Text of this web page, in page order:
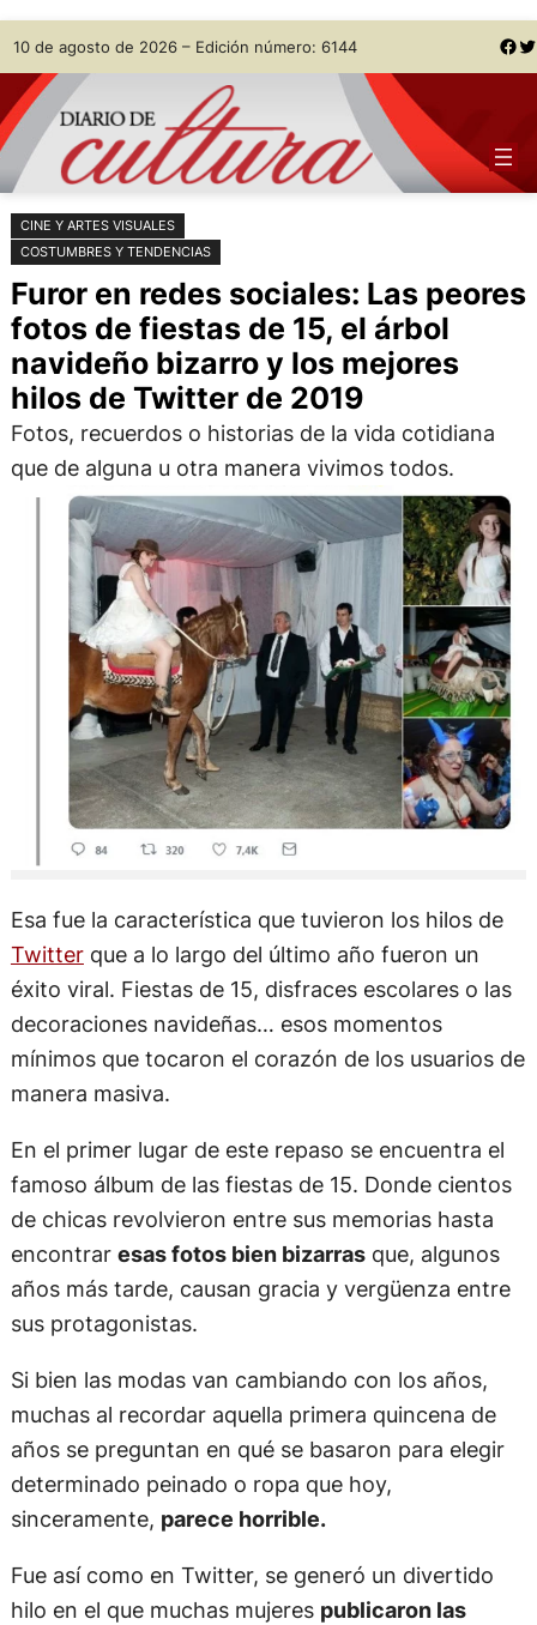
Saltar
al
contenido
Skip
to
content
10 de agosto de 2026 – Edición número: 6144 Facebook Twitter
CINE Y ARTES VISUALES
COSTUMBRES Y TENDENCIAS
Furor en redes sociales: Las peores
fotos de fiestas de 15, el árbol
navideño bizarro y los mejores
hilos de Twitter de 2019
Fotos, recuerdos o historias de la vida cotidiana
que de alguna u otra manera vivimos todos.
Esa fue la característica que tuvieron los hilos de
Twitterque a lo largo del último año fueron un
éxito viral. Fiestas de 15, disfraces escolares o las
decoraciones navideñas… esos momentos
mínimos que tocaron el corazón de los usuarios de
manera masiva.
En el primer lugar de este repaso se encuentra el
famoso álbum de las fiestas de 15. Donde cientos
de chicas revolvieron entre sus memorias hasta
encontrar esas fotos bien bizarrasque, algunos
años más tarde, causan gracia y vergüenza entre
sus protagonistas.
Si bien las modas van cambiando con los años,
muchas al recordar aquella primera quincena de
años se preguntan en qué se basaron para elegir
determinado peinado o ropa que hoy,
sinceramente, parece horrible.
Fue así como en Twitter, se generó un divertido
hilo en el que muchas mujeres publicaron las